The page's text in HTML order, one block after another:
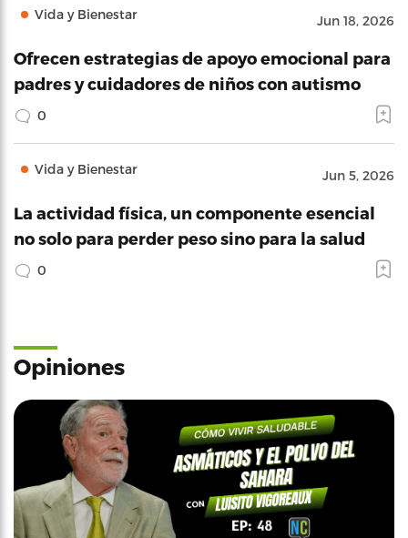
Vida y Bienestar Jun 18, 2026
Ofrecen estrategias de apoyo emocional para
padres y cuidadores de niños con autismo
0
Vida y Bienestar Jun 5, 2026
La actividad física, un componente esencial
no solo para perder peso sino para la salud
0
Opiniones